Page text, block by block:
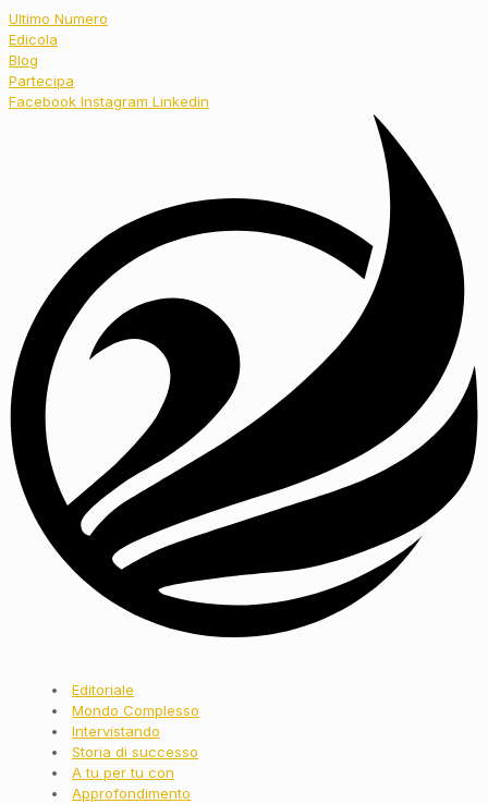
Ultimo Numero
Edicola
Blog
Partecipa
Facebook Instagram Linkedin
Editoriale
Mondo Complesso
Intervistando
Storia di successo
A tu per tu con
Approfondimento